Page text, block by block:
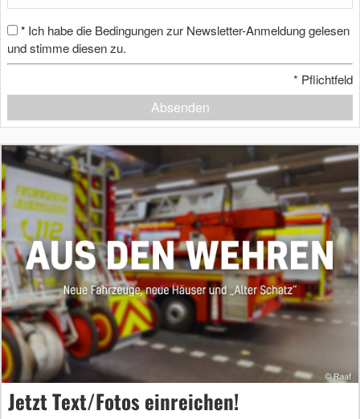
* Ich habe die Bedingungen zur Newsletter-Anmeldung gelesen
und stimme diesen zu.
* Pflichtfeld
Absenden
Jetzt Text/Fotos einreichen!